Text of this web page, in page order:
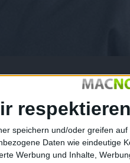
speichern und/oder greifen
Daten wie eindeutige
Werbung und Inhalte,
die „Bestverdiener-Liste“ an.
Gehälter gelistet. Zu den
des
Millionen US-Dollar, er